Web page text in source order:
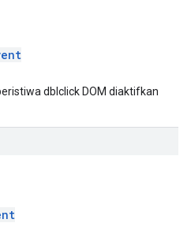
dblclick DOM diaktifkan